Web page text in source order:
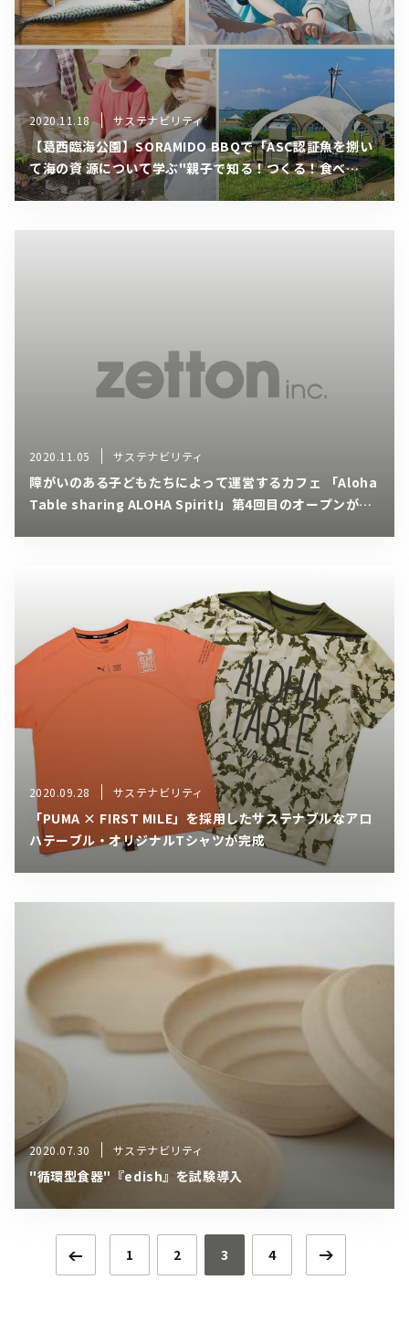
2020.11.18 サステナビリティ
【葛⻄臨海公園】SORAMIDO BBQで「ASC認証⿂を捌い
て海の資 源について学ぶ"親⼦で知る！つくる！⾷べ
る！"体験」を11⽉29 ⽇（⽇）に開催！
2020.11.05 サステナビリティ
障がいのある子どもたちによって運営するカフェ 「Aloha
Table sharing ALOHA Spirit!」第4回目のオープンが決
2020.09.28 サステナビリティ
「PUMA × FIRST MILE」を採用したサステナブルなアロ
ハテーブル・オリジナルTシャツが完成
2020.07.30 サステナビリティ
"循環型食器"『edish』を試験導入
1 2 3 4